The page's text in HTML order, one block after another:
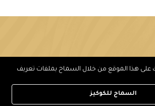
هذا الموقع من خلال السماح بملفات تعريف
السماح للكوكيز